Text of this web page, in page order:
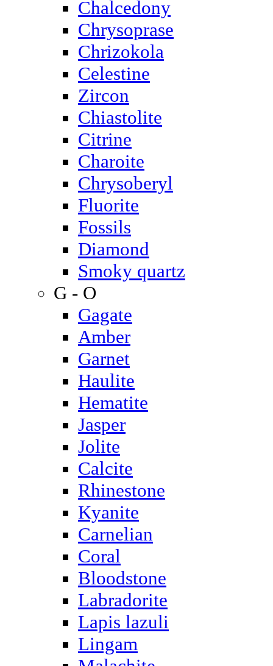
Chalcedony
Chrysoprase
Chrizokola
Celestine
Zircon
Chiastolite
Citrine
Charoite
Chrysoberyl
Fluorite
Fossils
Diamond
Smoky quartz
G - O
Gagate
Amber
Garnet
Haulite
Hematite
Jasper
Jolite
Calcite
Rhinestone
Kyanite
Carnelian
Coral
Bloodstone
Labradorite
Lapis lazuli
Lingam